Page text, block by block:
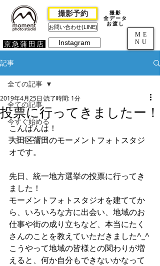
京急蒲田店
撮影予約
お問い合わせ(LINE)
Instagram
撮影
全データ
お渡し
ME
NU
記事
全ての記事
今すぐ始める
コミュニティ
全ての記事
投票に行ってきましたー！
2019年4月25日 読了時間: 1分
こんばんは！
大田区蒲田のモーメントフォトスタジ
オです。
先日、統一地方選挙の投票に行ってき
ました！
モーメントフォトスタジオを建ててか
ら、いろいろな方に出会い、地域のお
仕事や街の成り立ちなど、本当にたく
さんのことを教えていただきました^_^
こうやって地域の皆様との関わりが増
えると、何か自分もできないかなって